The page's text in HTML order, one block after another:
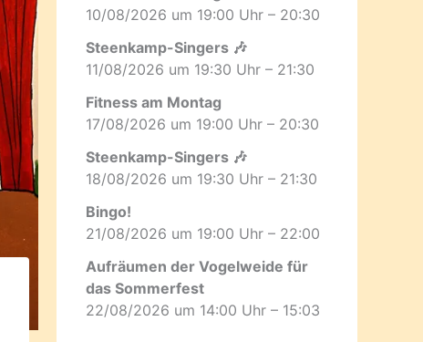
10/08/2026 um 19:00 Uhr – 20:30
Steenkamp-Singers 🎶
11/08/2026 um 19:30 Uhr – 21:30
Fitness am Montag
17/08/2026 um 19:00 Uhr – 20:30
Steenkamp-Singers 🎶
18/08/2026 um 19:30 Uhr – 21:30
Bingo!
21/08/2026 um 19:00 Uhr – 22:00
Aufräumen der Vogelweide für
das Sommerfest
22/08/2026 um 14:00 Uhr – 15:03